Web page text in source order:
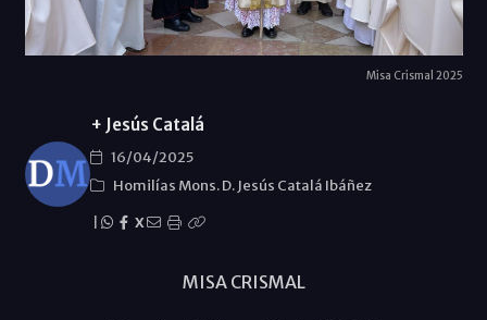
Misa Crismal 2025
+ Jesús Catalá
16/04/2025
Homilías Mons. D. Jesús Catalá Ibáñez
X
MISA CRISMAL